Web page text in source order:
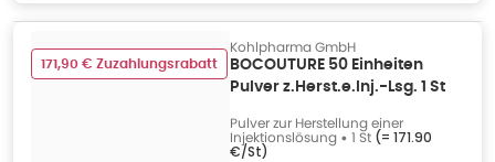
171,90 € Zuzahlungsrabatt
Kohlpharma GmbH
BOCOUTURE 50 Einheiten
Pulver z.Herst.e.Inj.-Lsg. 1 St
Pulver zur Herstellung einer
Injektionslösung • 1 St (= 171.90
€/St)